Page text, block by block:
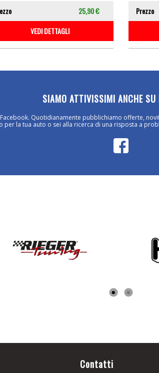
25,90 €
VEDI DETTAGLI
Prezzo
SIAMO ATTIVISSIMI ANCHE SU
Quotidianamente pubblichiamo offerte,
per la tua auto o sei alla ricerca di una risposta a
Contatti